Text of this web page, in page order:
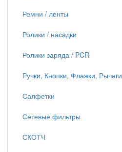
Ремни / ленты
Ролики / насадки
Ролики заряда / PCR
Ручки, Кнопки, Флажки, Рычаги
Салфетки
Сетевые фильтры
СКОТЧ